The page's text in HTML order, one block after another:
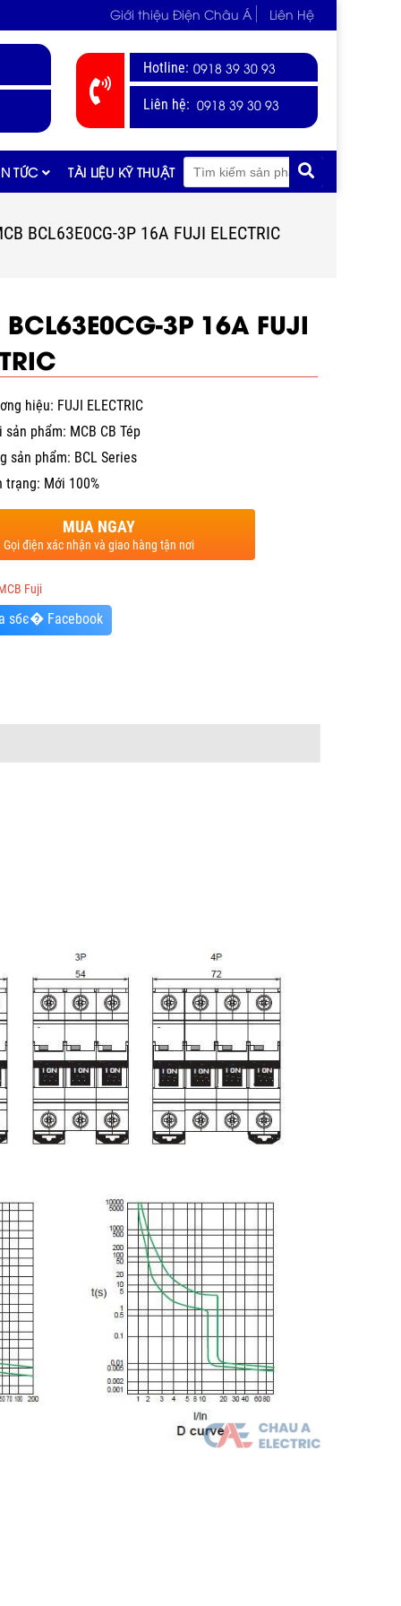
Giới thiệu Điện Châu Á Liên Hệ
Hotline: 0918 39 30 93
Liên hệ: 0918 39 30 93
TỨC TÀI LIỆU KỸ THUẬT
BCL63E0CG-3P 16A FUJI ELECTRIC
3P 16A FUJI
hiệu: FUJI ELECTRIC
sản phẩm: MCB CB Tép
sản phẩm: BCL Series
trạng: Mới 100%
MUA NGAY
Gọi điện xác nhận và giao hàng tận nơi
Fuji
sбє� Facebook